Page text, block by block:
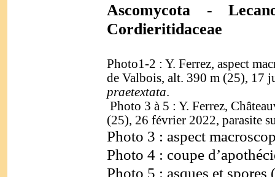
Ascomycota -
Cordieritidaceae
Photo1-2 : Y. Ferrez, aspect
de Valbois, alt. 390 m (25), 17
praetextata.
Photo 3 à 5 : Y. Ferrez,
(25), 26 février 2022, parasite
Photo 3 : aspect
Photo 4 : coupe
Photo 5 : asques et